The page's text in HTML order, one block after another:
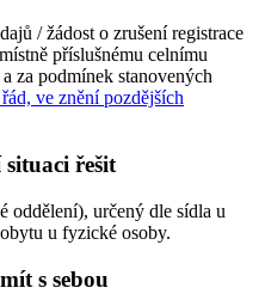
/ žádost o zrušení registrace
příslušnému celnímu
za podmínek stanovených
ve znění pozdějších
řešit
oddělení), určený dle sídla u
u fyzické osoby.
s sebou